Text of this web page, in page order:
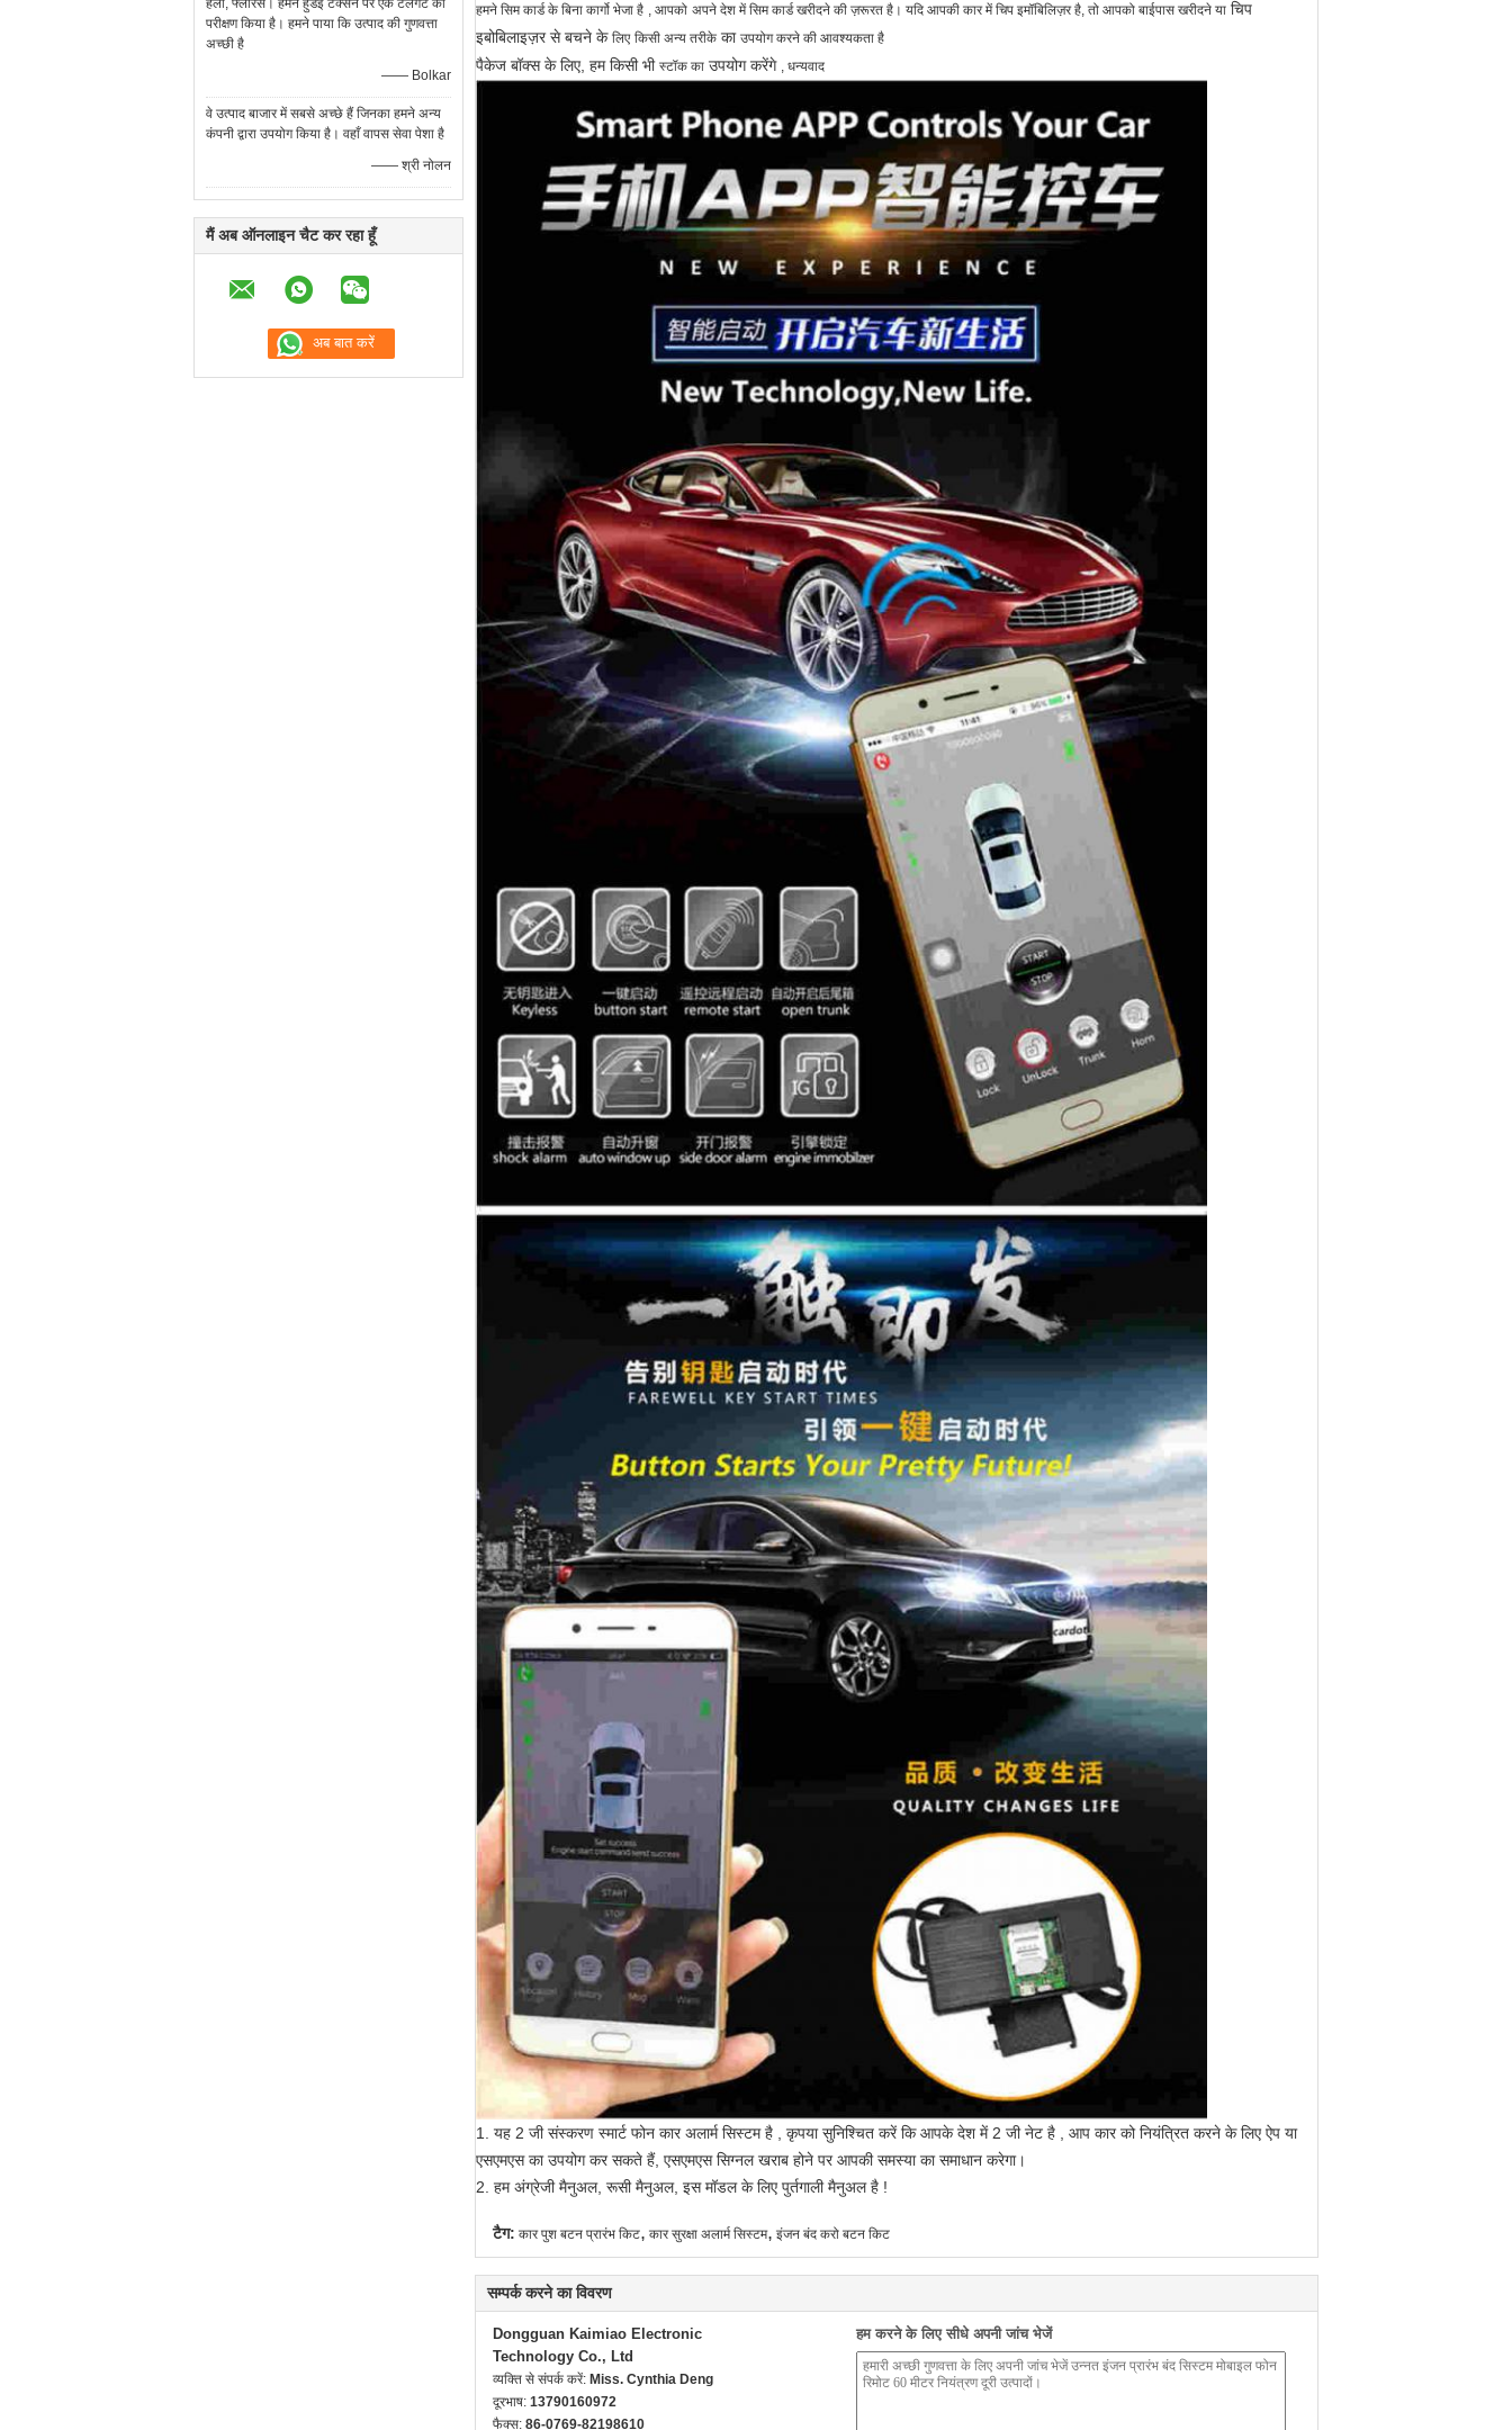
हैलो, फ्लोरेंस। हमने हुंडई टक्सन पर एक टेलगेट का
परीक्षण किया है। हमने पाया कि उत्पाद की गुणवत्ता
अच्छी है
—— Bolkar
वे उत्पाद बाजार में सबसे अच्छे हैं जिनका हमने अन्य
कंपनी द्वारा उपयोग किया है। वहाँ वापस सेवा पेशा है
—— श्री नोलन
मैं अब ऑनलाइन चैट कर रहा हूँ
हमने सिम कार्ड के बिना कार्गो भेजा है , आपको अपने देश में सिम कार्ड खरीदने की ज़रूरत है। यदि आपकी कार में चिप इमॉबिलिज़र है, तो आपको बाईपास खरीदने या चिप
इबोबिलाइज़र से बचने के लिए किसी अन्य तरीके का उपयोग करने की आवश्यकता है
पैकेज बॉक्स के लिए, हम किसी भी स्टॉक का उपयोग करेंगे , धन्यवाद
1. यह 2 जी संस्करण स्मार्ट फोन कार अलार्म सिस्टम है , कृपयासुनिश्चित करें कि आपके देश में 2 जी नेट है , आप कार को नियंत्रित करने के लिए ऐप या
एसएमएस का उपयोगकरसकते हैं, एसएमएससिग्नल खराब होने पर आपकी समस्या का समाधान करेगा।
2. हम अंग्रेजी मैनुअल, रूसी मैनुअल, इस मॉडल के लिए पुर्तगालीमैनुअल है !
टैग: कार पुश बटन प्रारंभ किट, कार सुरक्षा अलार्म सिस्टम, इंजन बंद करो बटन किट
सम्पर्क करने का विवरण
Dongguan Kaimiao Electronic
Technology Co., Ltd
व्यक्ति से संपर्क करें: Miss. Cynthia Deng
दूरभाष: 13790160972
फैक्स: 86-0769-82198610
हम करने के लिए सीधे अपनी जांच भेजें